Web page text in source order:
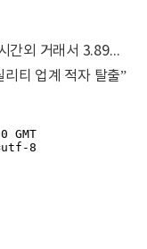
오라클 깜짝 실적에도 클라우드 부진...시간외 거래서 3.89% 하락
티 업계 적자 탈출”